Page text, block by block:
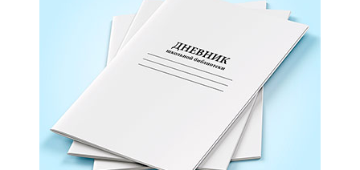
Контакты
Выдача продукции: